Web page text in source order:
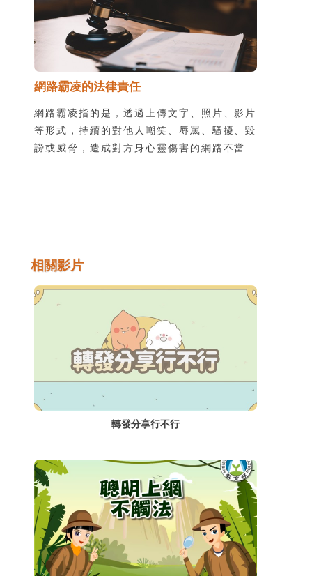
網路霸凌的法律責任
網路霸凌指的是，透過上傳文字、照片、影片
等形式，持續的對他人嘲笑、辱罵、騷擾、毀
謗或威脅，造成對方身心靈傷害的網路不當行
凌行為，以及所觸犯的法律規定。
相關影片
轉發分享行不行